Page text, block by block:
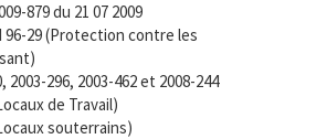
879 du 21 07 2009
96-29 (Protection contre les
2003-296, 2003-462 et 2008-244
de Travail)
souterrains)